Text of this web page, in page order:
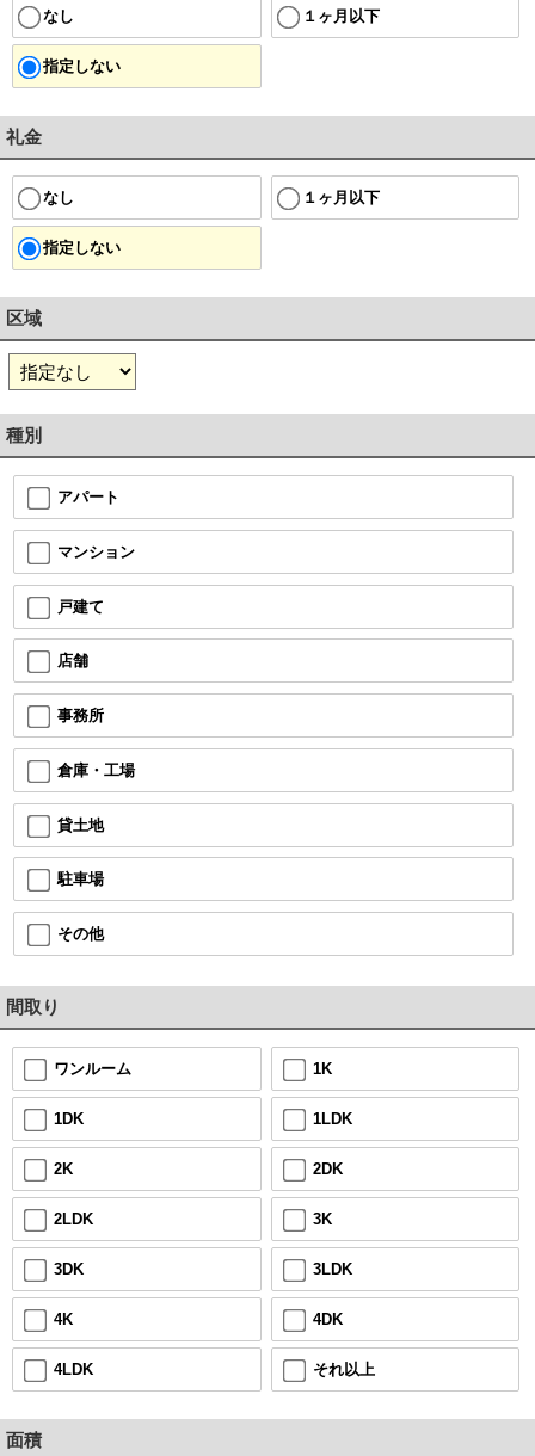
なし １ヶ月以下
指定しない
礼金
なし １ヶ月以下
指定しない
区域
種別
アパート
マンション
戸建て
店舗
事務所
倉庫・工場
貸土地
駐車場
その他
間取り
ワンルーム 1K
1DK 1LDK
2K 2DK
2LDK 3K
3DK 3LDK
4K 4DK
4LDK それ以上
面積